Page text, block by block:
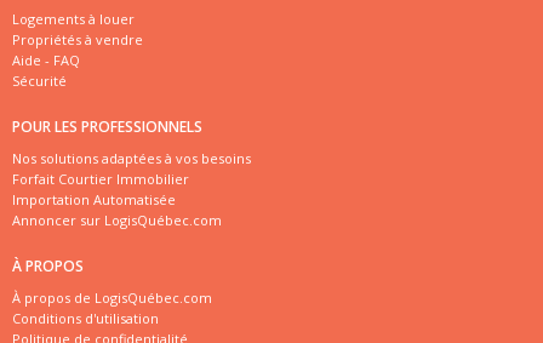
Logements à louer
Propriétés à vendre
Aide - FAQ
Sécurité
POUR LES PROFESSIONNELS
Nos solutions adaptées à vos besoins
Forfait Courtier Immobilier
Importation Automatisée
Annoncer sur LogisQuébec.com
À PROPOS
À propos de LogisQuébec.com
Conditions d'utilisation
Politique de confidentialité